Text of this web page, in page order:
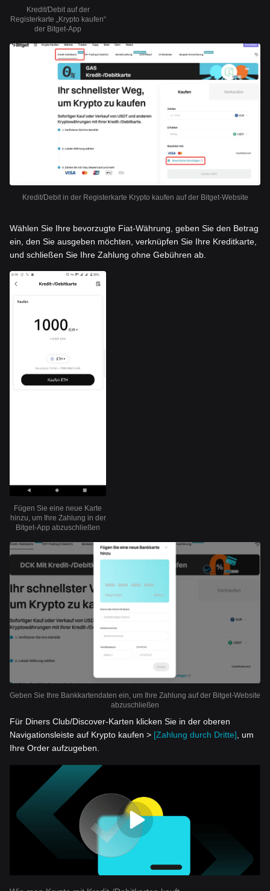
Kredit/Debit auf der
Registerkarte „Krypto kaufen“
der Bitget-App
Kredit/Debit in der Registerkarte Krypto kaufen auf der Bitget-Website
Wählen Sie Ihre bevorzugte Fiat-Währung, geben Sie den Betrag
ein, den Sie ausgeben möchten, verknüpfen Sie Ihre Kreditkarte,
und schließen Sie Ihre Zahlung ohne Gebühren ab.
Fügen Sie eine neue Karte
hinzu, um Ihre Zahlung in der
Bitget-App abzuschließen
Geben Sie Ihre Bankkartendaten ein, um Ihre Zahlung auf der Bitget-Website
abzuschließen
Für Diners Club/Discover-Karten klicken Sie in der oberen
Navigationsleiste auf Krypto kaufen > [Zahlung durch Dritte], um
Ihre Order aufzugeben.